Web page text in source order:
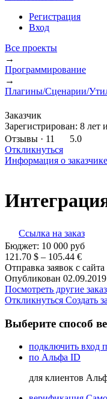
Регистрация
Вход
Все проекты
→
Программирование
→
Плагины/Сценарии/
Заказчик
Зарегистрирован: 8 лет
Отзывы · 11
5.0
Откликнуться
Информация о заказчике
Ссылка на заказ
Бюджет: 10 000 руб
121.70 $ – 105.44 €
Отправка заявок с
Опубликован
Посмотреть другие
Откликнуться Создать
Выберите способ
подключить вход
по Альфа ID
для клиентов